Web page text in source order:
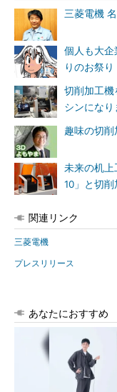
三菱電機
個人も大
りのお祭
切削加工機
シンになり
趣味の切
未来の机
10」と切削
関連リンク
三菱電機
プレスリリース
あなたにおすすめ